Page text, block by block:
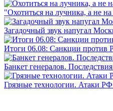
"Охотиться на лучника, а не
Загадочный звук напугал
Итоги 06.08: Санкции против
Банкет генералов.
Грязные технологии. Атаки